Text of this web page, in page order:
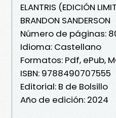
ELANTRIS (EDICIÓN
BRANDON SANDERSON
Número de páginas:
Idioma: Castellano
Formatos: Pdf, ePub,
ISBN: 9788490707555
Editorial: B de Bolsillo
Año de edición: 2024